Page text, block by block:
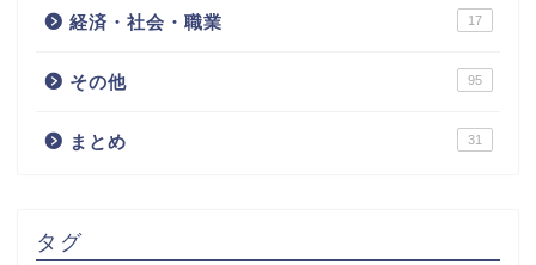
経済・社会・職業 17
その他 95
まとめ 31
タグ